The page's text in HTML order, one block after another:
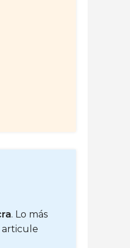
. Lo más
articule